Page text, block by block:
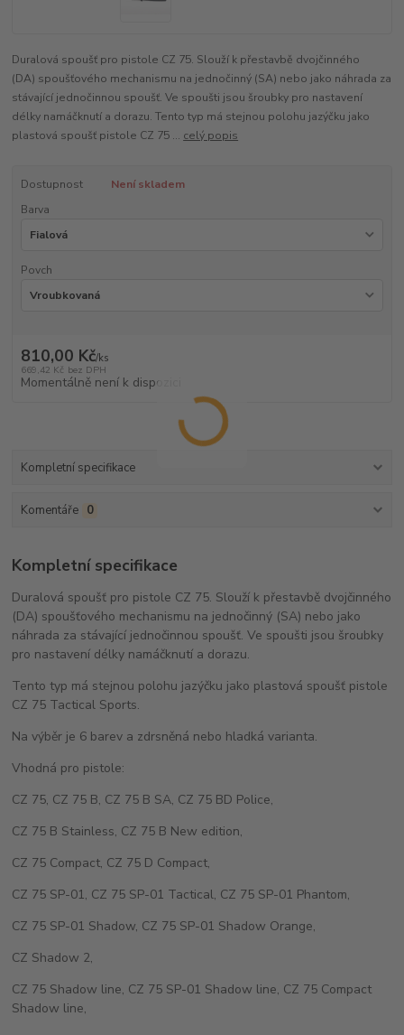
Duralová spoušť pro pistole CZ 75. Slouží k přestavbě dvojčinného
(DA) spoušťového mechanismu na jednočinný (SA) nebo jako náhrada za
stávající jednočinnou spoušť. Ve spoušti jsou šroubky pro nastavení
délky namáčknutí a dorazu. Tento typ má stejnou polohu jazýčku jako
plastová spoušť pistole CZ 75 ... celý popis
Dostupnost
Není skladem
Barva
Povch
810,00 Kč/ks
669,42 Kč bez DPH
Momentálně není k dispozici
Kompletní specifikace
Komentáře 0
Kompletní specifikace
Duralová spoušť pro pistole CZ 75. Slouží k přestavbě dvojčinného
(DA) spoušťového mechanismu na jednočinný (SA) nebo jako
náhrada za stávající jednočinnou spoušť. Ve spoušti jsou šroubky
pro nastavení délky namáčknutí a dorazu.
Tento typ má stejnou polohu jazýčku jako plastová spoušť pistole
CZ 75 Tactical Sports.
Na výběr je 6 barev a zdrsněná nebo hladká varianta.
Vhodná pro pistole:
CZ 75, CZ 75 B, CZ 75 B SA, CZ 75 BD Police,
CZ 75 B Stainless, CZ 75 B New edition,
CZ 75 Compact, CZ 75 D Compact,
CZ 75 SP-01, CZ 75 SP-01 Tactical, CZ 75 SP-01 Phantom,
CZ 75 SP-01 Shadow, CZ 75 SP-01 Shadow Orange,
CZ Shadow 2,
CZ 75 Shadow line, CZ 75 SP-01 Shadow line, CZ 75 Compact
Shadow line,